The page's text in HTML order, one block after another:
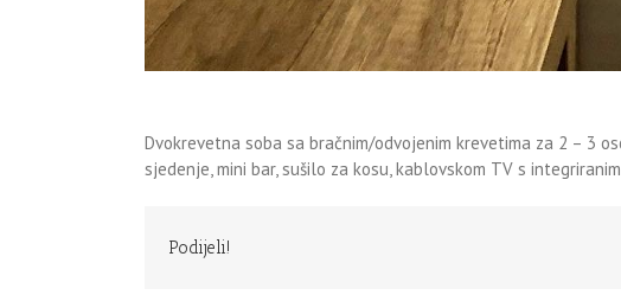
Dvokrevetna soba sa bračnim/odvojenim krevetima za 2 – 3